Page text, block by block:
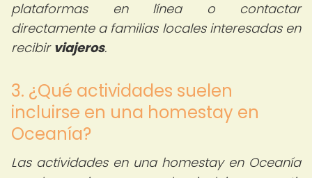
plataformas en línea o contactar
directamente a familias locales interesadas en
recibir viajeros.
3. ¿Qué actividades suelen
incluirse en una homestay en
Oceanía?
Las actividades en una homestay en Oceanía